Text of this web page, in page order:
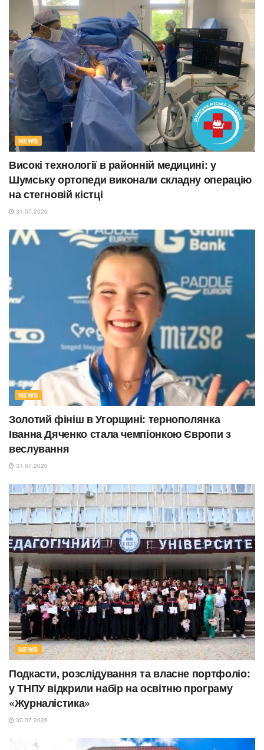
NEWS
Високі технології в районній медицині: у
Шумську ортопеди виконали складну операцію
на стегновій кістці
31.07.2026
NEWS
Золотий фініш в Угорщині: тернополянка
Іванна Дяченко стала чемпіонкою Європи з
веслування
31.07.2026
NEWS
Подкасти, розслідування та власне портфоліо:
у ТНПУ відкрили набір на освітню програму
«Журналістика»
30.07.2026